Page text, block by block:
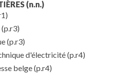
(n.n.)
(p.r3)
(p.r3)
d'électricité(p.r4)
belge(p.r4)